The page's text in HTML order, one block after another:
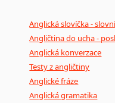
Anglická slovíčka -
Angličtina do ucha -
Anglická konverzace
Testy z angličtiny
Anglické fráze
Anglická gramatika